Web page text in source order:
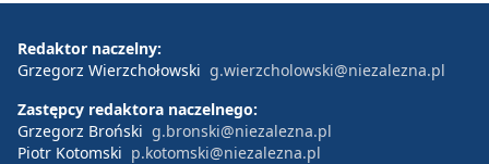
Redaktor naczelny:
Grzegorz Wierzchołowski g.wierzcholowski@niezalezna.pl
Zastępcy redaktora naczelnego:
Grzegorz Broński g.bronski@niezalezna.pl
Piotr Kotomski p.kotomski@niezalezna.pl